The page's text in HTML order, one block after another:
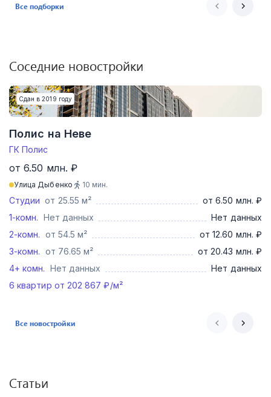
Все подборки
Соседние новостройки
Сдан в 2019 году
Полис на Неве
ГК Полис
от 6.50 млн. ₽
Улица Дыбенко 10 мин.
Студии от 25.55 м²
от 6.50 млн. ₽
1-комн. Нет данных
Нет данных
2-комн. от 54.5 м²
от 12.60 млн. ₽
3-комн. от 76.65 м²
от 20.43 млн. ₽
4+ комн. Нет данных
Нет данных
6 квартир от 202 867 ₽/м²
Все новостройки
Статьи